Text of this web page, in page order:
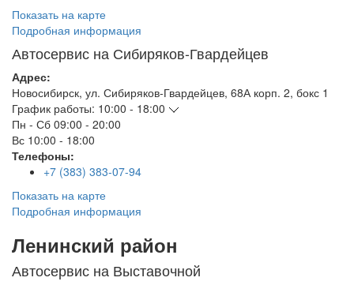
Показать на карте
Подробная информация
Автосервис на Сибиряков-Гвардейцев
Адрес:
Новосибирск, ул. Сибиряков-Гвардейцев, 68А корп. 2, бокс 1
График работы: 10:00 - 18:00
Пн - Сб 09:00 - 20:00
Вс 10:00 - 18:00
Телефоны:
+7 (383) 383-07-94
Показать на карте
Подробная информация
Ленинский район
Автосервис на Выставочной